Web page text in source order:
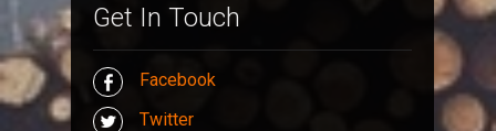
Get In Touch
Facebook
Twitter